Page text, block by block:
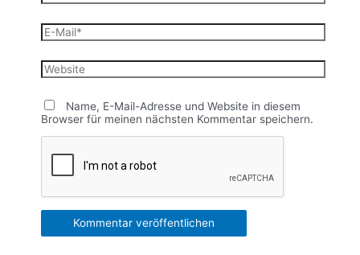
E-
Mail*
Website
Name, E-Mail-Adresse und Website in diesem
Browser für meinen nächsten Kommentar speichern.